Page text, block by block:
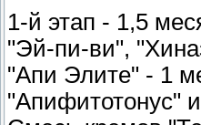
1-й этап - 1,5
"Эй-пи-ви",
"Апи Элите" - 1
"Апифитотонус"